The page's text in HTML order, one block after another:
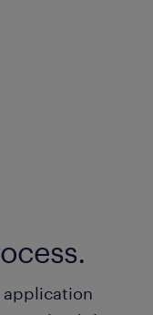
、銀行、保険、
の知見
、銀行、保険、
ど) ・メンバー5
ティングファー
application